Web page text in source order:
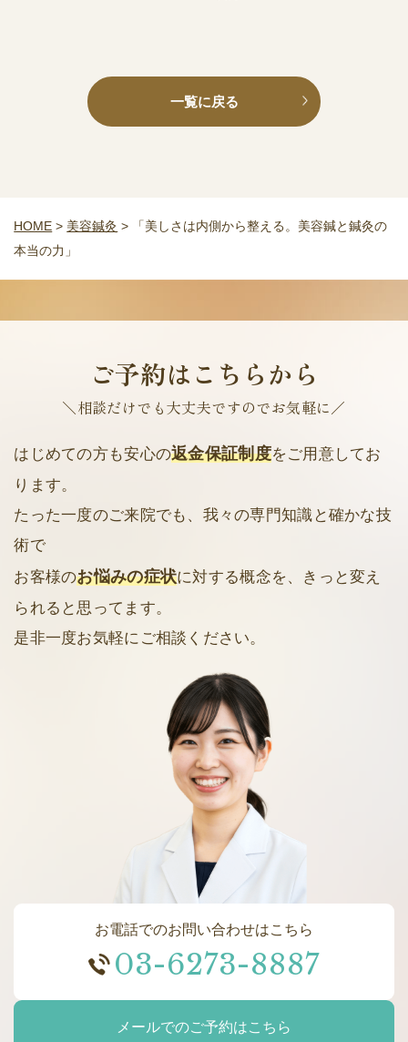
一覧に戻る
HOME > 美容鍼灸 >
「美しさは内側から整える。美容鍼と鍼灸の
本当の力」
ご予約はこちらから
＼相談だけでも大丈夫ですのでお気軽に／
はじめての方も安心の返金保証制度をご用意してお
ります。
たった一度のご来院でも、我々の専門知識と確かな技
術で
お客様のお悩みの症状に対する概念を、きっと変え
られると思ってます。
是非一度お気軽にご相談ください。
お電話でのお問い合わせはこちら
03-6273-8887
メールでのご予約はこちら